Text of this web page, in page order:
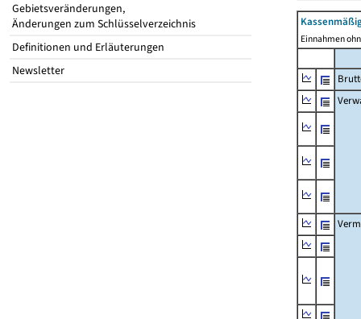
Gebietsveränderungen,
Änderungen zum Schlüsselverzeichnis
Definitionen und Erläuterungen
Newsletter
Einnahmen